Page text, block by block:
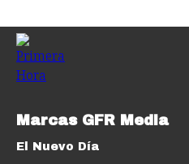
Marcas GFR Media
El Nuevo Día